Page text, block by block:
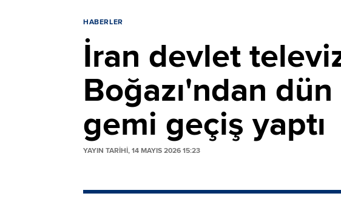
HABERLER
İran devlet
Boğazı'ndan
gemi geçiş yaptı
YAYIN TARİHİ, 14 MAYIS 2026 15:23